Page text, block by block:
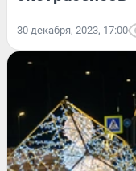
30 декабря, 2023, 17:00